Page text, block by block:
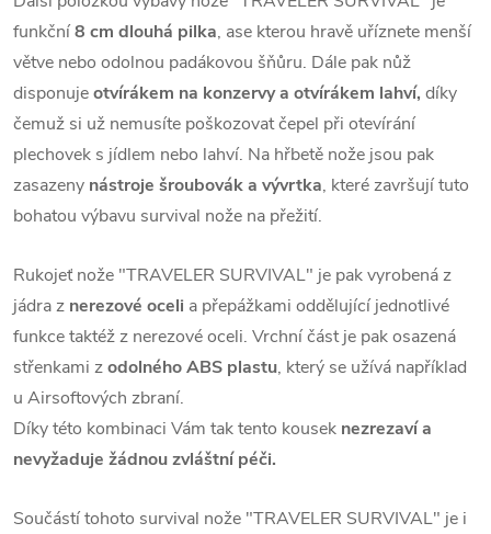
funkční8 cm dlouhá pilka, ase kterou hravě uříznete menší
větve nebo odolnou padákovou šňůru. Dále pak nůž
disponujeotvírákem na konzervy a otvírákem lahví, díky
čemuž si už nemusíte poškozovat čepel při otevírání
plechovek s jídlem nebo lahví. Na hřbetě nože jsou pak
zasazeny nástroje šroubovák a vývrtka, které završují tuto
bohatou výbavu survival nože na přežití.
Rukojeť nože "TRAVELER SURVIVAL" je pak vyrobená z
jádra z nerezové oceli a přepážkami oddělující jednotlivé
funkce taktéž z nerezové oceli. Vrchní část je pak osazená
střenkami zodolného ABS plastu, který se užívá například
u Airsoftových zbraní.
Díky této kombinaci Vám tak tento kousek nezrezaví a
nevyžaduje žádnou zvláštní péči.
Součástí tohoto survival nože "TRAVELER SURVIVAL" je i